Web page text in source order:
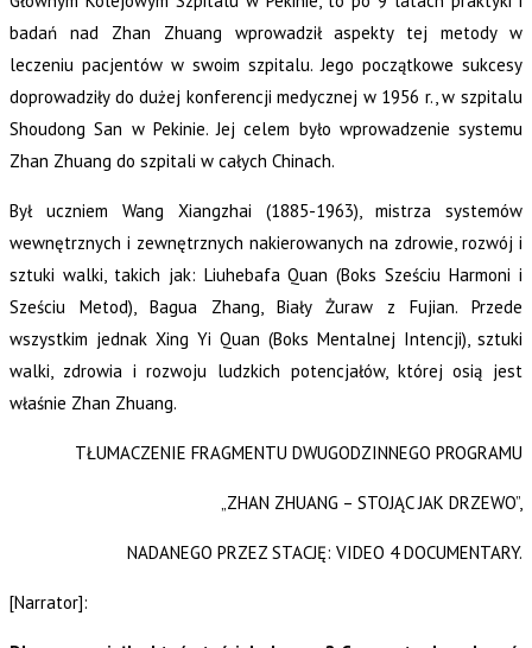
badań nad Zhan Zhuang wprowadził aspekty tej metody w
leczeniu pacjentów w swoim szpitalu. Jego początkowe sukcesy
doprowadziły do dużej konferencji medycznej w 1956 r., w szpitalu
Shoudong San w Pekinie. Jej celem było wprowadzenie systemu
Zhan Zhuang do szpitali w całych Chinach.
Był uczniem Wang Xiangzhai (1885-1963), mistrza systemów
wewnętrznych i zewnętrznych nakierowanych na zdrowie, rozwój i
sztuki walki, takich jak: Liuhebafa Quan (Boks Sześciu Harmoni i
Sześciu Metod), Bagua Zhang, Biały Żuraw z Fujian. Przede
wszystkim jednak Xing Yi Quan (Boks Mentalnej Intencji), sztuki
walki, zdrowia i rozwoju ludzkich potencjałów, której osią jest
właśnie Zhan Zhuang.
TŁUMACZENIE FRAGMENTU DWUGODZINNEGO PROGRAMU
„ZHAN ZHUANG – STOJĄC JAK DRZEWO”,
NADANEGO PRZEZ STACJĘ: VIDEO 4 DOCUMENTARY.
[Narrator]: